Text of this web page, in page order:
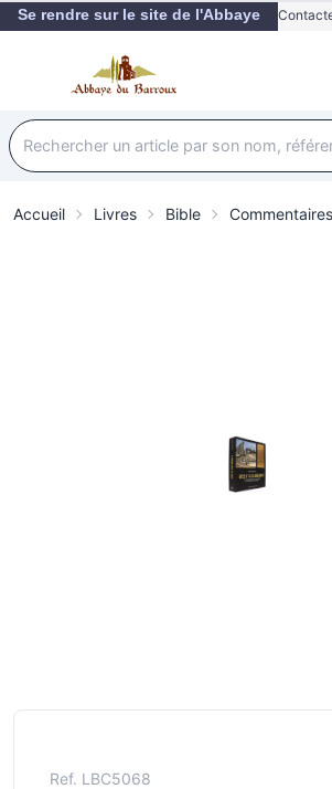
Se rendre sur le site de l'Abbaye
Accueil Livres Bible Commentaires
Ref. LBC5068